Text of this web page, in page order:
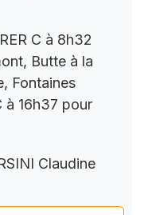
C à 8h32
Butte à la
Fontaines
à 16h37 pour
Claudine